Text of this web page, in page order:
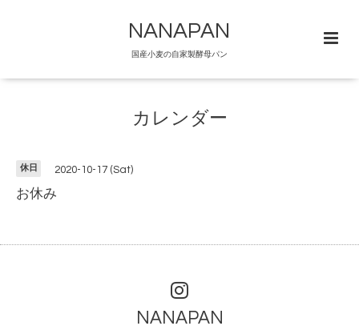
NANAPAN
国産小麦の自家製酵母パン
カレンダー
休日 2020-10-17 (Sat)
お休み
NANAPAN